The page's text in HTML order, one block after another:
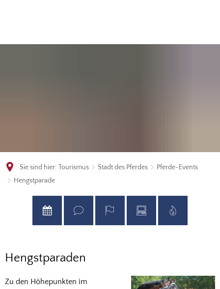
Sie sind hier: Tourismus Stadt des Pferdes
Pferde-Events
Hengstparade
Hengstparade
Hengstparaden
Zu den Höhepunkten im